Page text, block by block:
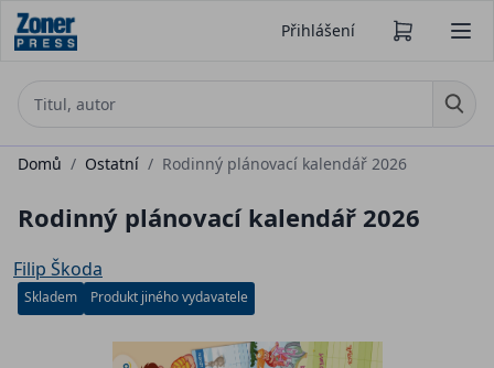
Přihlášení
Domů / Ostatní / Rodinný plánovací kalendář 2026
Rodinný plánovací kalendář 2026
Filip Škoda
Skladem Produkt jiného vydavatele